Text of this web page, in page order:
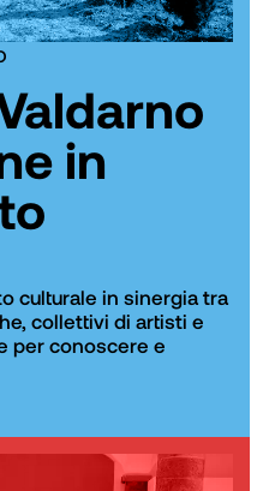
in
culturale in sinergia tra
collettivi di artisti e
per conoscere e